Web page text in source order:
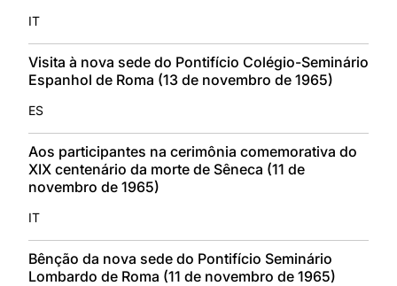
IT
Visita à nova sede do Pontifício Colégio-Seminário
Espanhol de Roma (13 de novembro de 1965)
ES
Aos participantes na cerimônia comemorativa do
XIX centenário da morte de Sêneca (11 de
novembro de 1965)
IT
Bênção da nova sede do Pontifício Seminário
Lombardo de Roma (11 de novembro de 1965)